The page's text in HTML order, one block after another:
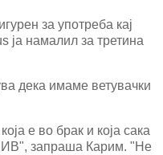
за употреба кај
ја намалил за третина
дека имаме ветувачки
е во брак и која сака
запраша Карим. "Не